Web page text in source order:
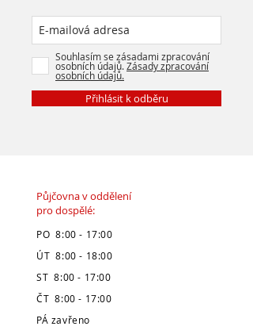
Souhlasím se zásadami zpracování
osobních údajů.Zásady zpracování
osobních údajů.
Přihlásit k odběru
Půjčovna v oddělení
pro dospělé:
PO 8:00 - 17:00
ÚT 8:00 - 18:00
ST 8:00 - 17:00
ČT 8:00 - 17:00
PÁ zavřeno